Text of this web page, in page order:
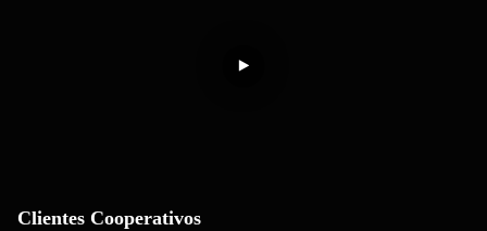
Clientes Cooperativos